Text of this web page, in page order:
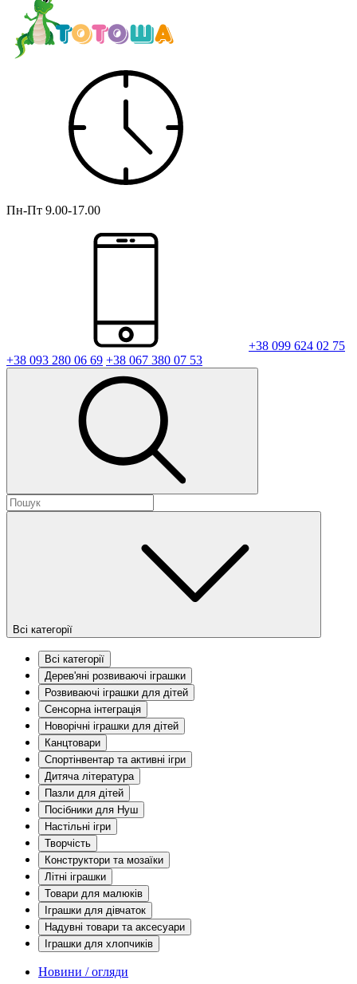
Пн-Пт 9.00-17.00
+38 099 624 02 75
+38 093 280 06 69 +38 067 380 07 53
Всі категорії
Всі категорії
Дерев'яні розвиваючі іграшки
Розвиваючі іграшки для дітей
Сенсорна інтеграція
Новорічні іграшки для дітей
Канцтовари
Спортінвентар та активні ігри
Дитяча література
Пазли для дітей
Посібники для Нуш
Настільні ігри
Творчість
Конструктори та мозаїки
Літні іграшки
Товари для малюків
Іграшки для дівчаток
Надувні товари та аксесуари
Іграшки для хлопчиків
Новини / огляди